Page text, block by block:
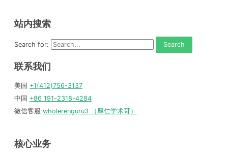
站内搜索
Search for:
联系我们
美国 +1(412)756-3137
中国 +86 191-2318-4284
微信客服 wholerenguru3 （厚仁学术哥）
核心业务